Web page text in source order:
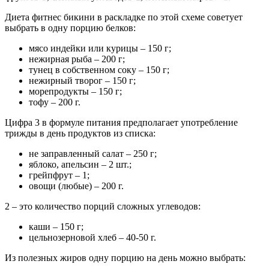
Диета фитнес бикини в раскладке по этой схеме советует
выбрать в одну порцию белков:
мясо индейки или курицы – 150 г;
нежирная рыба – 200 г;
тунец в собственном соку – 150 г;
нежирный творог – 150 г;
морепродукты – 150 г;
тофу – 200 г.
Цифра 3 в формуле питания предполагает употребление
трижды в день продуктов из списка:
не заправленный салат – 250 г;
яблоко, апельсин – 2 шт.;
грейпфрут – 1;
овощи (любые) – 200 г.
2 – это количество порций сложных углеводов:
каши – 150 г;
цельнозерновой хлеб – 40-50 г.
Из полезных жиров одну порцию на день можно выбрать: